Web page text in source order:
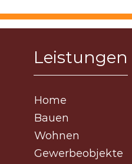
Leistungen
Home
Bauen
Wohnen
Gewerbeobjekte